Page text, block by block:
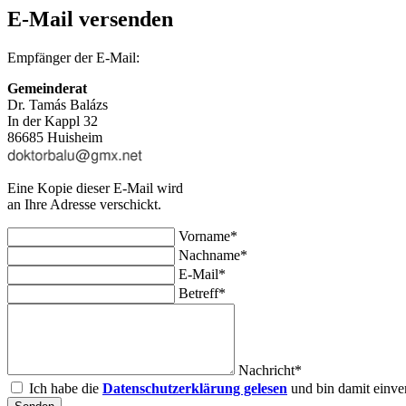
E-Mail versenden
Empfänger der E-Mail:
Gemeinderat
Dr. Tamás Balázs
In der Kappl 32
86685 Huisheim
Eine Kopie dieser E-Mail wird
an Ihre Adresse verschickt.
Vorname*
Nachname*
E-Mail*
Betreff*
Nachricht*
Ich habe die Datenschutzerklärung gelesen und bin damit